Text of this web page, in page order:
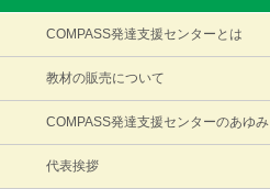
COMPASS発達支援センターとは
教材の販売について
COMPASS発達支援センターのあゆみ
代表挨拶